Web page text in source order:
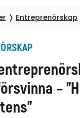
Entreprenörskap
–